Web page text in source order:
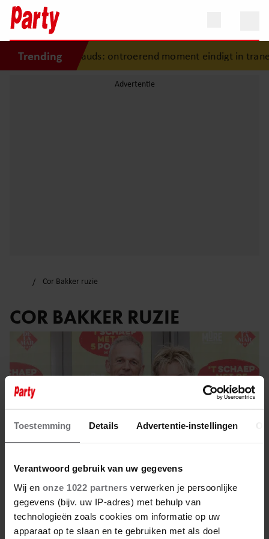
Toestemming Details Advertentie-instellingen
Verantwoord gebruik van uw gegevens
Wij en onze 1022 partners verwerken je persoonlijke
gegevens (bijv. uw IP-adres) met behulp van
technologieën zoals cookies om informatie op uw
apparaat op te slaan en te gebruiken met als doel
Trending
Madame Tussauds: ontroerend moment eindigt in
Cor Bakker ruzie
COR BAKKER RUZIE
14 oktober 2024